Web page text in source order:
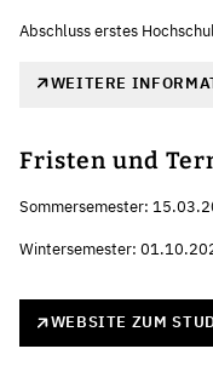
Abschluss erstes
WEITERE
Fristen und
Sommersemester:
Wintersemester:
WEBSITE ZUM